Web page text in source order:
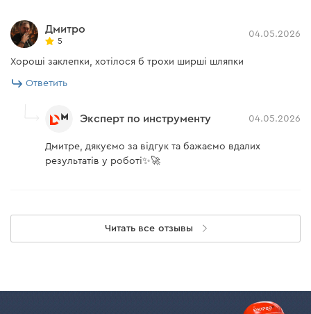
Дмитро
5
04.05.2026
Хороші заклепки, хотілося б трохи ширші шляпки
Ответить
Эксперт по инструменту 04.05.2026
Дмитре, дякуємо за відгук та бажаємо вдалих
результатів у роботі✨🚀
Читать все отзывы